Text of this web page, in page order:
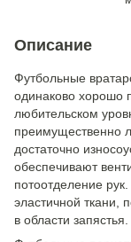
Описание
Футбольные
одинаково хорошо
любительском
преимущественно
достаточно
обеспечивают
потоотделение
эластичной ткани,
в области запястья.